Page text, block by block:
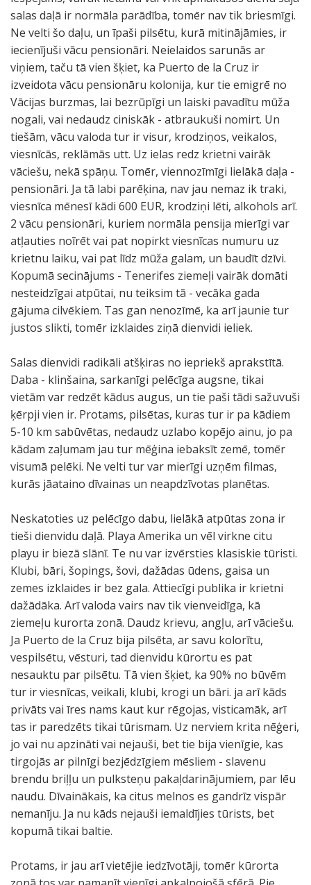
salas daļā ir normāla parādība, tomēr nav tik briesmīgi.
Ne velti šo daļu, un īpaši pilsētu, kurā mitinājāmies, ir
iecienījuši vācu pensionāri. Neielaidos sarunās ar
viņiem, taču tā vien šķiet, ka Puerto de la Cruz ir
izveidota vācu pensionāru kolonija, kur tie emigrē no
Vācijas burzmas, lai bezrūpīgi un laiski pavadītu mūža
nogali, vai nedaudz ciniskāk - atbraukuši nomirt. Un
tiešām, vācu valoda tur ir visur, krodziņos, veikalos,
viesnīcās, reklāmās utt. Uz ielas redz krietni vairāk
vāciešu, nekā spāņu. Tomēr, viennozīmīgi lielākā daļa -
pensionāri. Ja tā labi parēķina, nav jau nemaz ik traki,
viesnīca mēnesī kādi 600 EUR, krodziņi lēti, alkohols arī.
2 vācu pensionāri, kuriem normāla pensija mierīgi var
atļauties noīrēt vai pat nopirkt viesnīcas numuru uz
krietnu laiku, vai pat līdz mūža galam, un baudīt dzīvi.
Kopumā secinājums - Tenerifes ziemeļi vairāk domāti
nesteidzīgai atpūtai, nu teiksim tā - vecāka gada
gājuma cilvēkiem. Tas gan nenozīmē, ka arī jaunie tur
justos slikti, tomēr izklaides ziņā dienvidi ieliek.
Salas dienvidi radikāli atšķiras no iepriekš aprakstītā.
Daba - klinšaina, sarkanīgi pelēcīga augsne, tikai
vietām var redzēt kādus augus, un tie paši tādi sažuvuši
ķērpji vien ir. Protams, pilsētas, kuras tur ir pa kādiem
5-10 km sabūvētas, nedaudz uzlabo kopējo ainu, jo pa
kādam zaļumam jau tur mēģina iebaksīt zemē, tomēr
visumā pelēki. Ne velti tur var mierīgi uzņēm filmas,
kurās jāataino dīvainas un neapdzīvotas planētas.
Neskatoties uz pelēcīgo dabu, lielākā atpūtas zona ir
tieši dienvidu daļā. Playa Amerika un vēl virkne citu
playu ir biezā slānī. Te nu var izvērsties klasiskie tūristi.
Klubi, bāri, šopings, šovi, dažādas ūdens, gaisa un
zemes izklaides ir bez gala. Attiecīgi publika ir krietni
dažādāka. Arī valoda vairs nav tik vienveidīga, kā
ziemeļu kurorta zonā. Daudz krievu, angļu, arī vāciešu.
Ja Puerto de la Cruz bija pilsēta, ar savu kolorītu,
vespilsētu, vēsturi, tad dienvidu kūrortu es pat
nesauktu par pilsētu. Tā vien šķiet, ka 90% no būvēm
tur ir viesnīcas, veikali, klubi, krogi un bāri. ja arī kāds
privāts vai īres nams kaut kur rēgojas, visticamāk, arī
tas ir paredzēts tikai tūrismam. Uz nerviem krita nēģeri,
jo vai nu apzināti vai nejauši, bet tie bija vienīgie, kas
tirgojās ar pilnīgi bezjēdzīgiem mēsliem - slavenu
brendu briļļu un pulksteņu pakaļdarinājumiem, par lēu
naudu. Dīvainākais, ka citus melnos es gandrīz vispār
nemanīju. Ja nu kāds nejauši iemaldījies tūrists, bet
kopumā tikai baltie.
Protams, ir jau arī vietējie iedzīvotāji, tomēr kūrorta